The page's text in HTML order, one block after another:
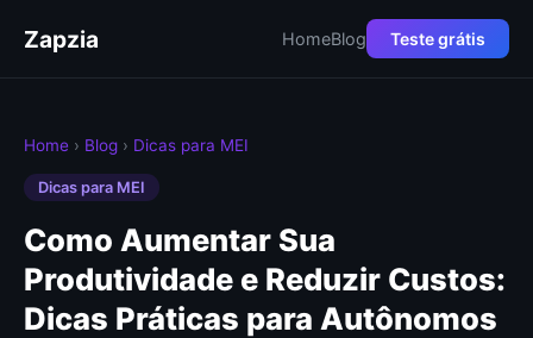
Zapzia HomeBlog Teste grátis
Home › Blog › Dicas para MEI
Dicas para MEI
Como Aumentar Sua
Produtividade e Reduzir Custos:
Dicas Práticas para Autônomos